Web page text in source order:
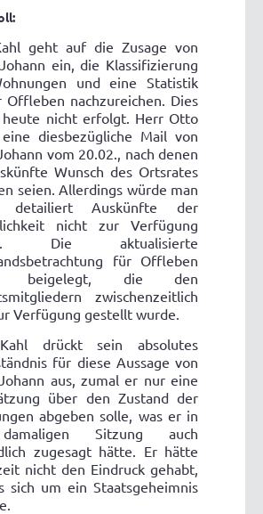
geht auf die Zusage von
ein, die Klassifizierung
und eine Statistik
Offleben nachzureichen. Dies
heute nicht erfolgt. Herr Otto
diesbezügliche Mail von
vom 20.02., nach denen
Wunsch des Ortsrates
seien. Allerdings würde man
detailiert Auskünfte der
nicht zur Verfügung
Die aktualisierte
für Offleben
beigelegt, die den
zwischenzeitlich
Verfügung gestellt wurde.
drückt sein absolutes
für diese Aussage von
aus, zumal er nur eine
über den Zustand der
abgeben solle, was er in
Sitzung auch
zugesagt hätte. Er hätte
nicht den Eindruck gehabt,
sich um ein Staatsgeheimnis